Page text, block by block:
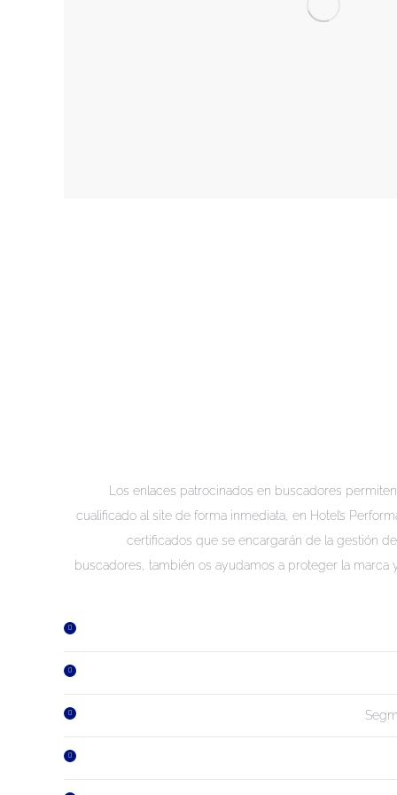
Los enlaces patrocinados en buscadores
cualificado al site de forma inmediata, en Hotel’s
certificados que se encargarán de la gestión
buscadores, también os ayudamos a proteger la marca